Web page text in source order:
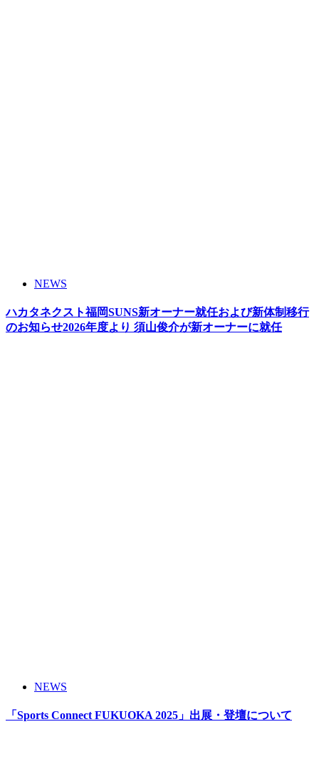
NEWS
ハカタネクスト福岡SUNS新オーナー就任および新体制移行
のお知らせ2026年度より 須山俊介が新オーナーに就任
NEWS
「Sports Connect FUKUOKA 2025」出展・登壇について